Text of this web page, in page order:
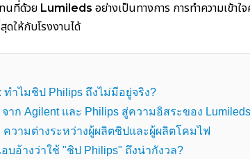
นที่ด้วย Lumileds อย่างเป็นทางการ การทำความเข้า
ให้กับโรงงานได้
ำไมชิป Philips ถึงไม่มีอยู่จริง?
าก Agilent และ Philips สู่ความอิสระของ Lumileds
ความต่างระหว่างผู้ผลิตชิปและผู้ผลิตโคมไฟ
บอ้างว่าใช้ "ชิป Philips" ถึงน่ากังวล?